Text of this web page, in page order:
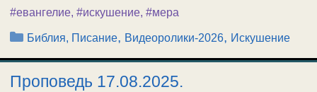
#евангелие, #искушение, #мера
Рубрики
Библия, Писание, Видеоролики-2026, Искушение
Проповедь 17.08.2025.